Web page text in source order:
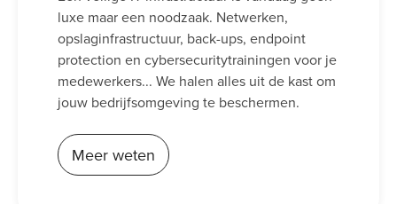
luxe maar een noodzaak. Netwerken,
opslaginfrastructuur, back-ups, endpoint
protection en cybersecuritytrainingen voor je
medewerkers... We halen alles uit de kast om
jouw bedrijfsomgeving te beschermen.
Meer weten